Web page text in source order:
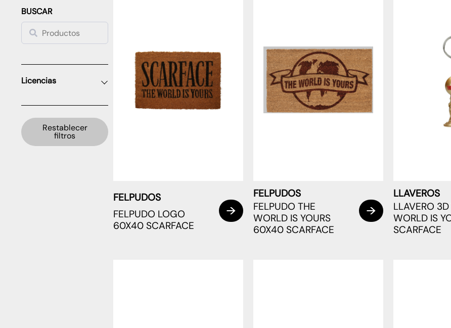
BUSCAR
Licencias
Restablecer
filtros
FELPUDOS
FELPUDO LOGO
60X40 SCARFACE
FELPUDOS
FELPUDO THE
WORLD IS YOURS
60X40 SCARFACE
LLAVEROS
LLAVERO
WORLD IS
SCARFACE